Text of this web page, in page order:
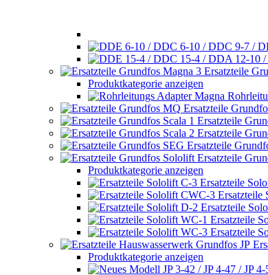
Ersatzteile
Produktkategorie anzeigen
Ersatzteile
Ersatzteile
Ersatzteile
Ersatzteile
Ersatzteile
Produktkategorie anzeigen
Ersatzteile
Ersatzteile
Ersatzteile
Ersatzteile
Ersatzteile
Produktkategorie anzeigen